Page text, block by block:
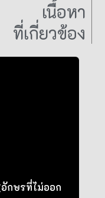
เนื้อหา
ที่เกี่ยวข้อง
กษรที่ไม่ออก